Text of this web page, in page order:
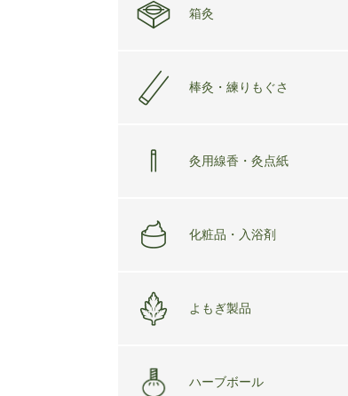
箱灸
棒灸・練りもぐさ
灸用線香・灸点紙
化粧品・入浴剤
よもぎ製品
ハーブボール